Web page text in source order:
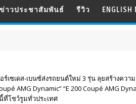
าวประชาสัมพันธ์ รีวิว ENGLISH
อร์เซเดส-เบนซ์ส่งรถยนต์ใหม่ 3 รุ่น ลุยสร้างคว
AMG Dynamic” “E 200 Coupé AMG
ที่โชว์รูมทั่วประเทศ